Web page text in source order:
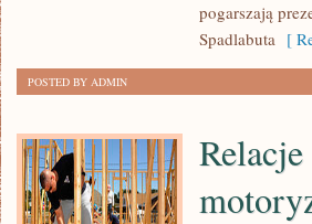
pogarszają
Spadlabuta [
POSTED BY ADMIN